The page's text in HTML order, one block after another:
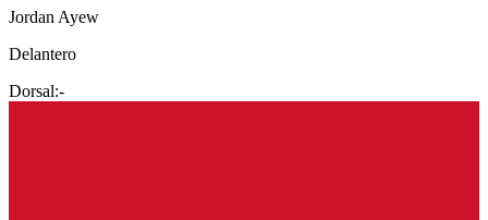
Jordan Ayew
Delantero
Dorsal:-